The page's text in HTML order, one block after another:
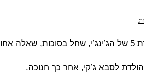
הולדת לסבא ג’קי, אחר כך חנוכה.